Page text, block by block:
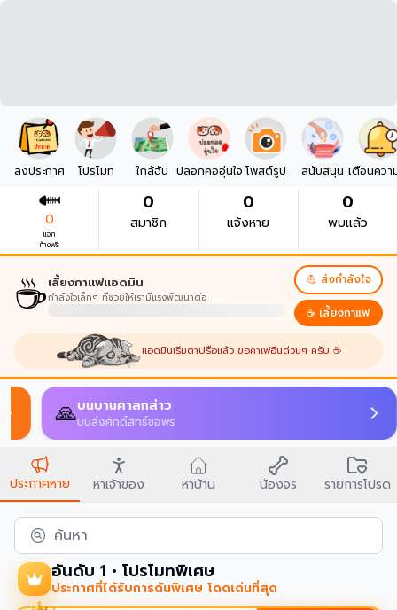
ลงประกาศ โปรโมท ใกล้ฉัน ปลอกคออุ่นใจ โพสต์รูป สนับสนุน เตือนควา
0
แจก
ก้างฟรี
0
สมาชิก
0
แจ้งหาย
0
พบแล้ว
☕เลี้ยงกาแฟแอดมิน
กำลังใจเล็กๆ ที่ช่วยให้เรามีแรงพัฒนาต่อ
💪 ส่งกำลังใจ
☕ เลี้ยงกาแฟ
แอดมินเริ่มตาปรือแล้ว ขอคาเฟอีนด่วนๆ ครับ ☕
🙏บนบานศาลกล่าว
บนสิ่งศักดิ์สิทธิ์ขอพร
ประกาศหาย หาเจ้าของ หาบ้าน น้องจร รายการโปรด
ค้นหา
อันดับ 1 • โปรโมทพิเศษ
ประกาศที่ได้รับการดันพิเศษ โดดเด่นที่สุด